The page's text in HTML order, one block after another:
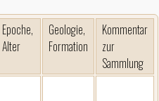
Epoche,
Alter
Geologie,
Formation
Kommentar
zur
Sammlung